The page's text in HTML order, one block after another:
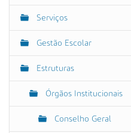
e
a
Serviços
Gestão Escolar
Estruturas
Órgãos Institucionais
Conselho Geral